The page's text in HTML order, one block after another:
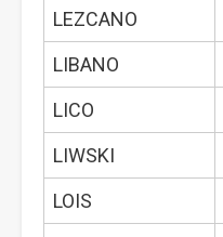
LEZCANO
LIBANO
LICO
LIWSKI
LOIS